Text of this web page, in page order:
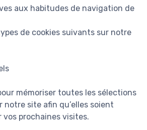
aux habitudes de navigation de
de cookies suivants sur notre
mémoriser toutes les sélections
site afin qu’elles soient
vos prochaines visites.